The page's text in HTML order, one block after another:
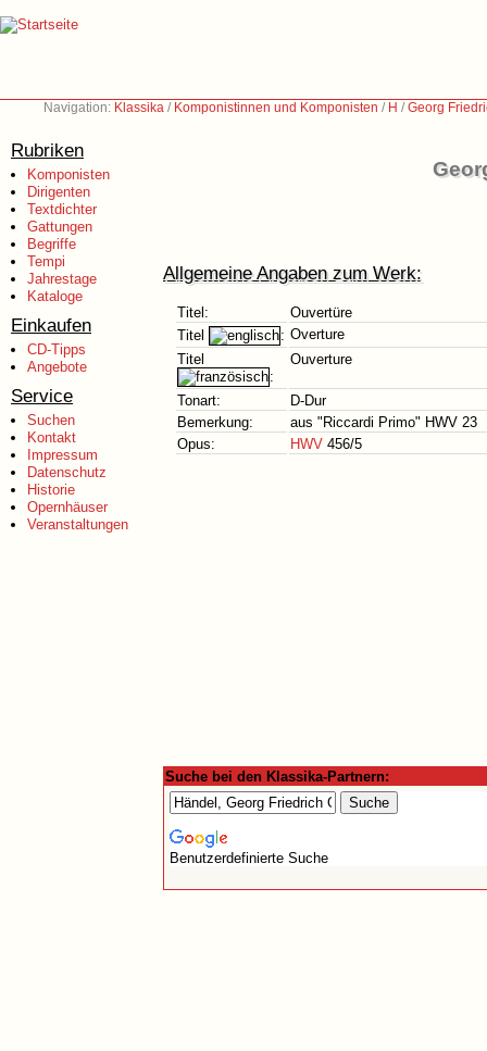
Navigation: Klassika / Komponistinnen und Komponisten / H /Georg
Rubriken
Komponisten
Dirigenten
Textdichter
Gattungen
Begriffe
Tempi
Jahrestage
Kataloge
Einkaufen
CD-Tipps
Angebote
Service
Suchen
Kontakt
Impressum
Datenschutz
Historie
Opernhäuser
Veranstaltungen
Allgemeine Angaben zum Werk:
Titel:
Ouvertüre
Titel
: Overture
Titel
:
Ouverture
Tonart:
D-Dur
Bemerkung:
aus "Riccardi Primo" HWV 23
Opus:
HWV 456/5
Suche bei den Klassika-Partnern:
Benutzerdefinierte Suche